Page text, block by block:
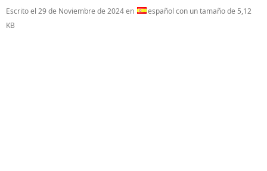
Escrito el 29 de Noviembre de 2024en
español con un tamaño de 5,12
KB